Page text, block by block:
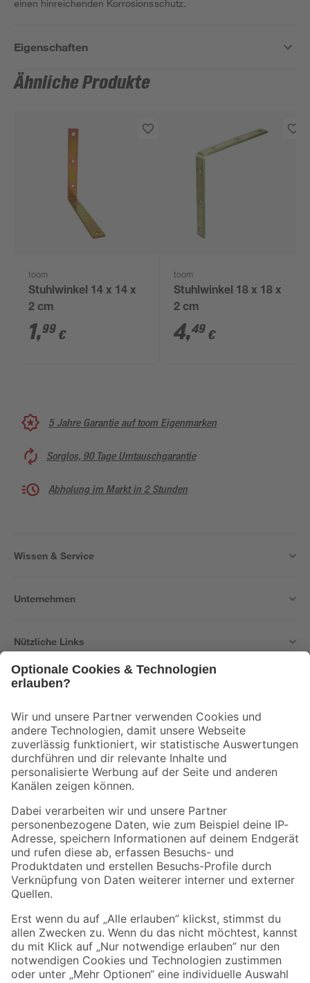
einen hinreichenden Korrosionsschutz.
Eigenschaften
Ähnliche Produkte
toom
Stuhlwinkel 14 x 14 x
2 cm
1,99 €
toom
Stuhlwinkel 18 x 18 x
2 cm
4,49 €
5 Jahre Garantie auf toom Eigenmarken
Sorglos, 90 Tage Umtauschgarantie
Abholung im Markt in 2 Stunden
Wissen & Service
Unternehmen
Nützliche Links
Der toom Newsletter: Keine Angebote und Aktionen mehr verpassen!
Zur Newsletter Anmeldung
Folge uns
Zahlungsarten Versandarten
Sicher einkaufen
Jetzt die toom-App herunterladen